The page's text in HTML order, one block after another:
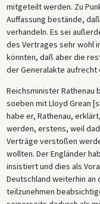
mitgeteilt werden. Zu
Auffassung bestände,
verhandeln. Es sei
des Vertrages sehr wohl
könnten, daß aber die
der Generalakte
Reichsminister
soeben mit Lloyd Grean
habe er, Rathenau,
werden, erstens, weil
Verträge verstoßen
wollten. Der Engländer
insistiert und dies als
Deutschland weiterhin an
teilzunehmen